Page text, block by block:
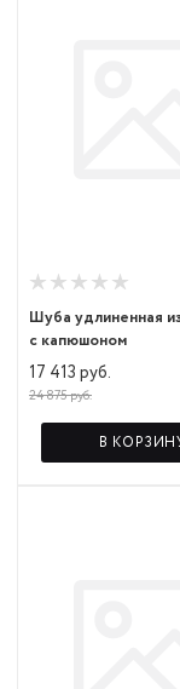
Шуба удлиненная
с капюшоном
17 413 руб.
24 875 руб.
В